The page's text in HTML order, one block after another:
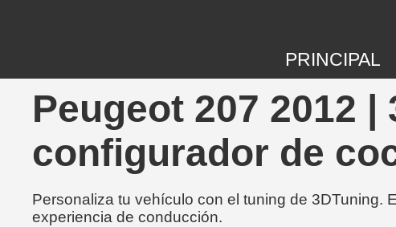
PRINCIPAL
Peugeot 207 2012
configurador de
Personaliza tu vehículo con el tuning de 3DTuning.
experiencia de conducción.